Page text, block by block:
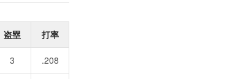
盗塁 打率
3 .208